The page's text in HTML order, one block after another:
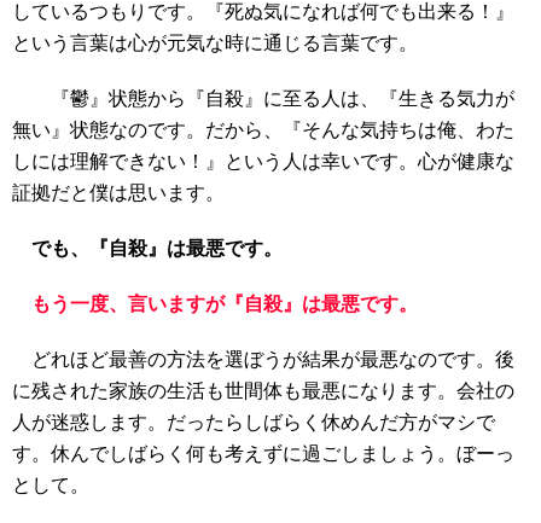
しているつもりです。『死ぬ気になれば何でも出来る！』
という言葉は心が元気な時に通じる言葉です。
『鬱』状態から『自殺』に至る人は、『生きる気力が
無い』状態なのです。だから、『そんな気持ちは俺、わた
しには理解できない！』という人は幸いです。心が健康な
証拠だと僕は思います。
でも、『自殺』は最悪です。
もう一度、言いますが『自殺』は最悪です。
どれほど最善の方法を選ぼうが結果が最悪なのです。後
に残された家族の生活も世間体も最悪になります。会社の
人が迷惑します。だったらしばらく休めんだ方がマシで
す。休んでしばらく何も考えずに過ごしましょう。ぼーっ
として。